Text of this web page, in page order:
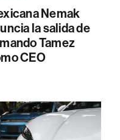
Nemak
la salida de
Tamez
CEO